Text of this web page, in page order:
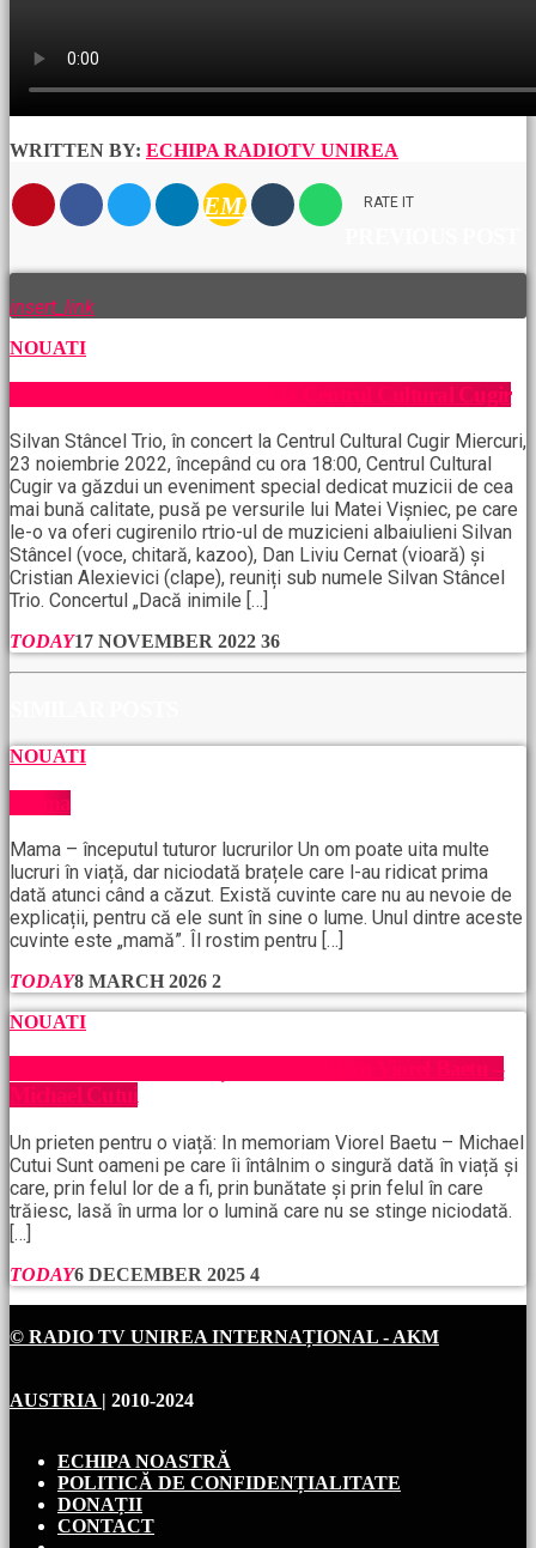
WRITTEN BY: ECHIPA RADIOTV UNIREA
EMAIL RATE IT
insert_link
NOUATI
Silvan Stâncel Trio, în concert la Centrul Cultural Cugir
Silvan Stâncel Trio, în concert la Centrul Cultural Cugir Miercuri,
23 noiembrie 2022, începând cu ora 18:00, Centrul Cultural
Cugir va găzdui un eveniment special dedicat muzicii de cea
mai bună calitate, pusă pe versurile lui Matei Vișniec, pe care
le-o va oferi cugirenilo rtrio-ul de muzicieni albaiulieni Silvan
Stâncel (voce, chitară, kazoo), Dan Liviu Cernat (vioară) și
Cristian Alexievici (clape), reuniți sub numele Silvan Stâncel
Trio. Concertul „Dacă inimile […]
TODAY17 NOVEMBER 2022 36
NOUATI
Mama
Mama – începutul tuturor lucrurilor Un om poate uita multe
lucruri în viață, dar niciodată brațele care l-au ridicat prima
dată atunci când a căzut. Există cuvinte care nu au nevoie de
explicații, pentru că ele sunt în sine o lume. Unul dintre aceste
cuvinte este „mamă”. Îl rostim pentru […]
TODAY8 MARCH 2026 2
NOUATI
Un prieten pentru o viață: In memoriam Viorel Baetu –
Michael Cutui
Un prieten pentru o viață: In memoriam Viorel Baetu – Michael
Cutui Sunt oameni pe care îi întâlnim o singură dată în viață și
care, prin felul lor de a fi, prin bunătate și prin felul în care
trăiesc, lasă în urma lor o lumină care nu se stinge niciodată.
[…]
TODAY6 DECEMBER 2025 4
© RADIO TV UNIREA INTERNAȚIONAL - AKM
AUSTRIA | 2010-2024
ECHIPA NOASTRĂ
POLITICĂ DE CONFIDENȚIALITATE
DONAȚII
CONTACT